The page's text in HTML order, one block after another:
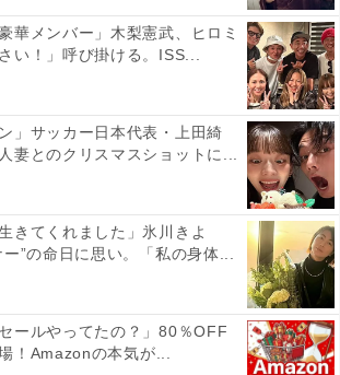
華メンバー」木梨憲武、ヒロミ
い！」呼び掛ける。ISS...
」サッカー日本代表・上田綺
妻とのクリスマスショットに...
きてくれました」氷川きよ
ー”の命日に思い。「私の身体...
ールやってたの？」80％OFF
！Amazonの本気が...